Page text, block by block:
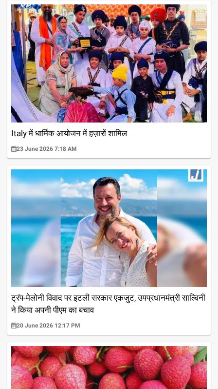
Italy में धार्मिक आयोजन में हज़ारों शामिल
23 June 2026 7:18 AM
ट्रंप-मेलोनी विवाद पर इटली सरकार एकजुट, उपप्रधानमंत्री साल्विनी
ने किया अपनी पीएम का बचाव
20 June 2026 12:17 PM